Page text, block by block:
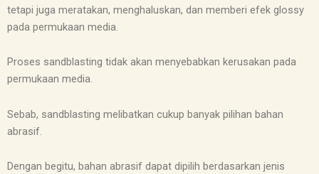
tetapi juga meratakan, menghaluskan, dan memberi efek glossy
pada permukaan media.
Proses sandblasting tidak akan menyebabkan kerusakan pada
permukaan media.
Sebab, sandblasting melibatkan cukup banyak pilihan bahan
abrasif.
Dengan begitu, bahan abrasif dapat dipilih berdasarkan jenis